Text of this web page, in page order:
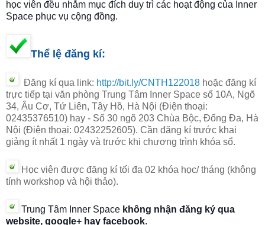
học viên đều nhằm mục đích duy trì các hoạt động của Inner
Space phục vụ cộng đồng.
Thể lệ đăng kí:
Đăng kí qua link: http://bit.ly/CNTH122018 hoặc đăng kí
trực tiếp tại văn phòng Trung Tâm Inner Space số 10A, Ngõ
34, Âu Cơ, Tứ Liên, Tây Hồ, Hà Nội (Điện thoại:
02435376510) hay - Số 30 ngõ 203 Chùa Bộc, Đống Đa, Hà
Nội (Điện thoại: 02432252605). Cần đăng kí trước khai
giảng ít nhất 1 ngày và trước khi chương trình khóa sổ.
Học viên được đăng kí tối đa 02 khóa học/ tháng (không
tính workshop và hội thảo).
Trung Tâm Inner Space không nhận đăng ký qua
website, google+ hay facebook.